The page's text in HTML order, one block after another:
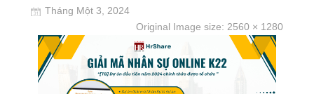
Tháng Một 3, 2024
Original Image size: 2560 × 1280